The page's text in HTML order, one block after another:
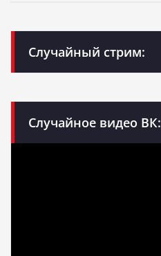
Случайный стрим:
Случайное видео ВК: